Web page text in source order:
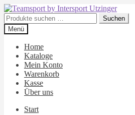
Zur
Navigation
springen
Zum
Inhalt
springen
Suchen
nach:
Suchen
Menü
Home
Kataloge
Mein Konto
Warenkorb
Kasse
Über uns
Start